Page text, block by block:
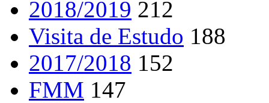
2018/2019 212
Visita de Estudo 188
2017/2018 152
FMM 147